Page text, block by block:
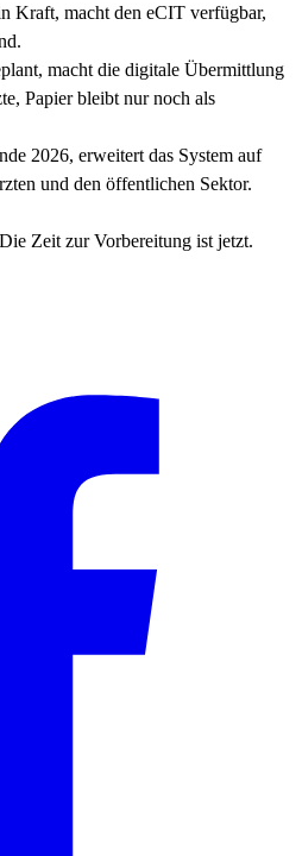
Kraft, macht den eCIT verfügbar,
macht die digitale Übermittlung
Papier bleibt nur noch als
2026, erweitert das System auf
und den öffentlichen Sektor.
Zeit zur Vorbereitung ist jetzt.